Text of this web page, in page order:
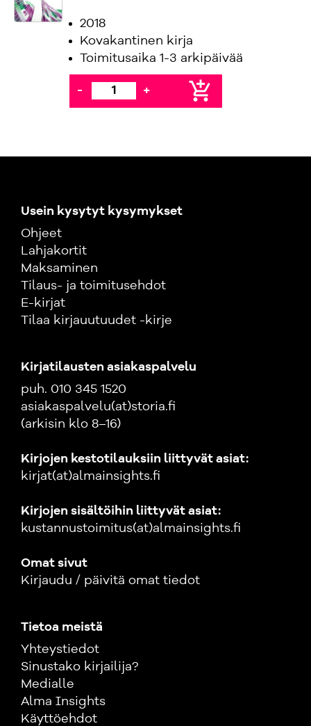
2018
Kovakantinen kirja
Toimitusaika 1-3 arkipäivää
- + add_shopping_cart
Usein kysytyt kysymykset
Ohjeet
Lahjakortit
Maksaminen
Tilaus- ja toimitusehdot
E-kirjat
Tilaa kirjauutuudet -kirje
Kirjatilausten asiakaspalvelu
puh. 010 345 1520
asiakaspalvelu(at)storia.fi
(arkisin klo 8–16)
Kirjojen kestotilauksiin liittyvät asiat:
kirjat(at)almainsights.fi
Kirjojen sisältöihin liittyvät asiat:
kustannustoimitus(at)almainsights.fi
Omat sivut
Kirjaudu / päivitä omat tiedot
Tietoa meistä
Yhteystiedot
Sinustako kirjailija?
Medialle
Alma Insights
Käyttöehdot